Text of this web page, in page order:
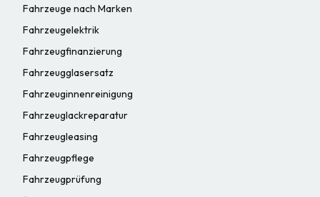
Fahrzeuge nach Marken
Fahrzeugelektrik
Fahrzeugfinanzierung
Fahrzeugglasersatz
Fahrzeuginnenreinigung
Fahrzeuglackreparatur
Fahrzeugleasing
Fahrzeugpflege
Fahrzeugprüfung